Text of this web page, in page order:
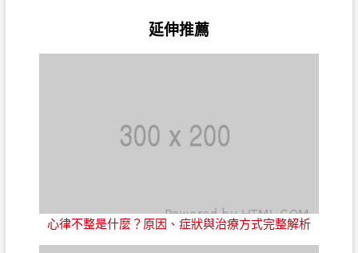
延伸推薦
心律不整是什麼？原因、症狀與治療方式完整解析